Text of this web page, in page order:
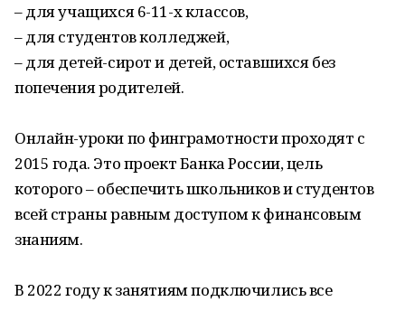
– для учащихся 6-11-х классов,
– для студентов колледжей,
– для детей-сирот и детей, оставшихся без
попечения родителей.
Онлайн-уроки по финграмотности проходят с
2015 года. Это проект Банка России, цель
которого – обеспечить школьников и студентов
всей страны равным доступом к финансовым
знаниям.
В 2022 году к занятиям подключились все